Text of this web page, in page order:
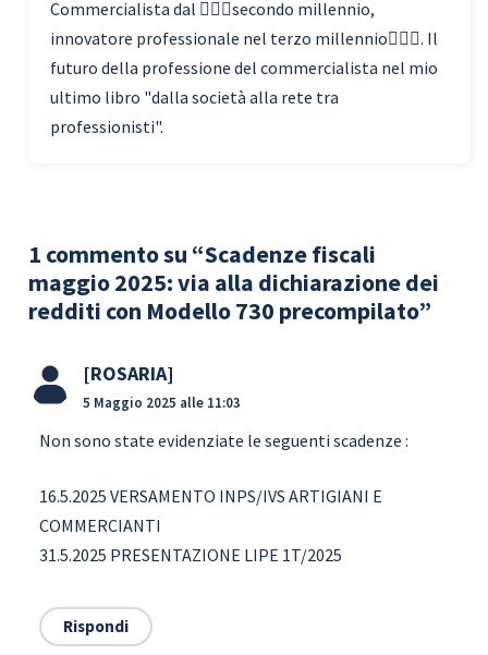
Commercialista dal 🧗🏾‍♀️secondo millennio,
innovatore professionale nel terzo millennio🏃🏾‍♂️. Il
futuro della professione del commercialista nel mio
ultimo libro "dalla società alla rete tra
professionisti".
1 commento su “Scadenze fiscali
maggio 2025: via alla dichiarazione dei
redditi con Modello 730 precompilato”
ROSARIA
5 Maggio 2025 alle 11:03
Non sono state evidenziate le seguenti scadenze :
16.5.2025 VERSAMENTO INPS/IVS ARTIGIANI E
COMMERCIANTI
31.5.2025 PRESENTAZIONE LIPE 1T/2025
Rispondi